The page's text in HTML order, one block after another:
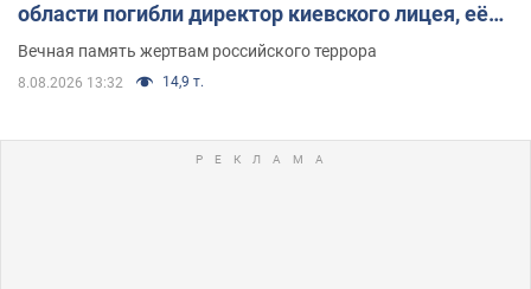
области погибли директор киевского лицея, её
муж и внук
Вечная память жертвам российского террора
8.08.2026 13:32 14,9 т.